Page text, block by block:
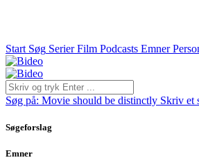
Start Søg Serier Film Podcasts Emner
Søg på: Movie should be distinctly Skriv et
Søgeforslag
Emner